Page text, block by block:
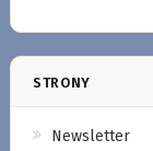
STRONY
Newsletter